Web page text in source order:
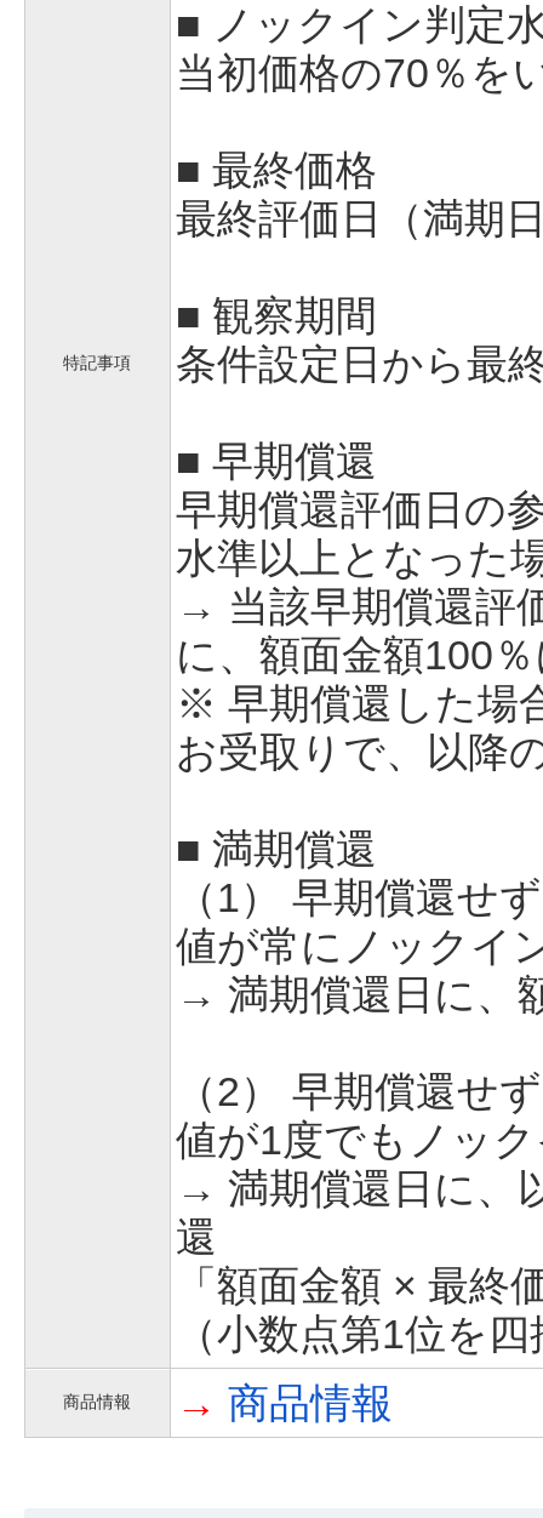
特記事項
■ ノックイン判定
当初価格の70％を
■ 最終価格
最終評価日（満期
■ 観察期間
条件設定日から最
■ 早期償還
早期償還評価日の
水準以上となった
→ 当該早期償還評
に、額面金額100
※ 早期償還した場
お受取りで、以降
■ 満期償還
（1） 早期償還せ
値が常にノックイ
→ 満期償還日に、
（2） 早期償還せ
値が1度でもノッ
→ 満期償還日に、
還
「額面金額 × 最終
（小数点第1位を
商品情報 → 商品情報